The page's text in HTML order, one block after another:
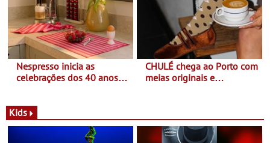
Nespresso inicia as
celebrações dos 40 anos
Novas - Edição limitada
Nespresso x Torres Novas
CHULÉ chega ao Porto com
meias originais e
Shopping
Kids